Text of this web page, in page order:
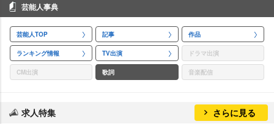
芸能人事典
芸能人TOP 記事 作品
ランキング情報 TV出演 ドラマ出演
CM出演 歌詞 音楽配信
求人特集 さらに見る